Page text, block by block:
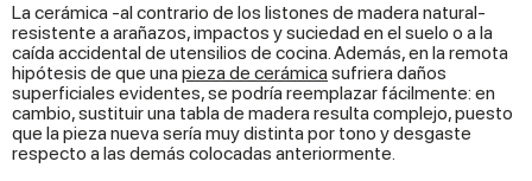
La cerámica -al contrario de los listones de madera natural-
resistente a arañazos, impactos y suciedad en el suelo o a la
caída accidental de utensilios de cocina. Además, en la remota
hipótesis de que una pieza de cerámica sufriera daños
superficiales evidentes, se podría reemplazar fácilmente: en
cambio, sustituir una tabla de madera resulta complejo, puesto
que la pieza nueva sería muy distinta por tono y desgaste
respecto a las demás colocadas anteriormente.